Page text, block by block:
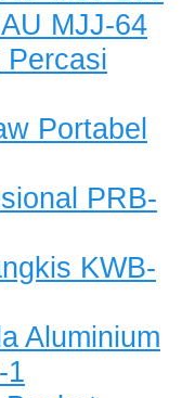
MJJ-64
Percasi
Portabel
PRB-
KWB-
Aluminium
1